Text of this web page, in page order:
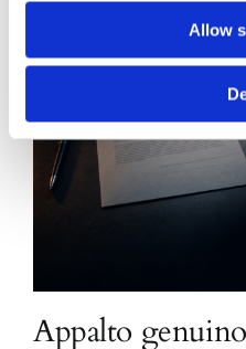
Allow
Appalto